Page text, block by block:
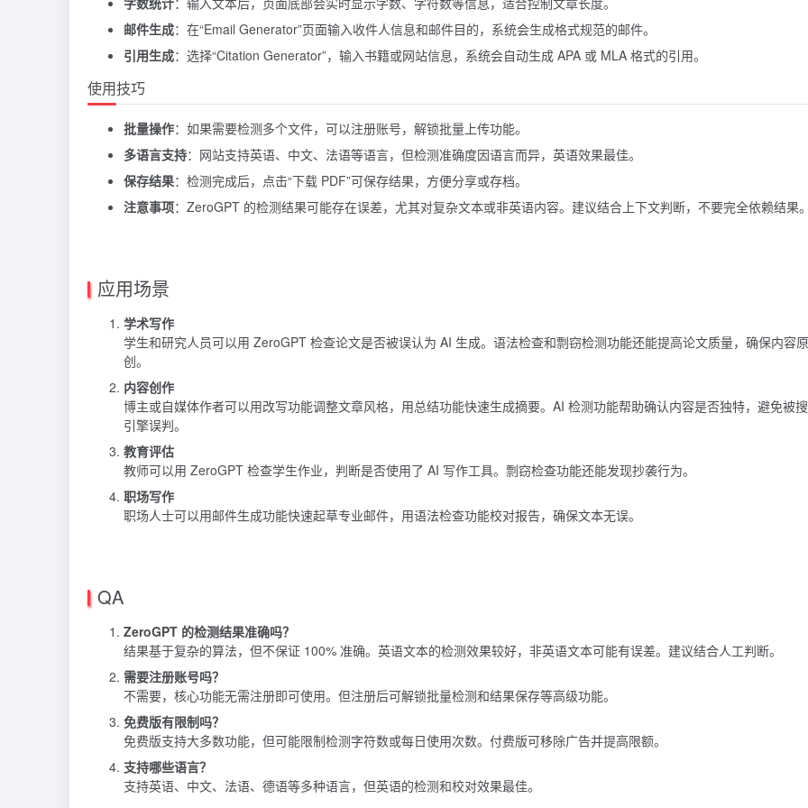
邮件生成：在“Email Generator”页面输入收件人信息和邮件目的，系统会生成格式规范的邮件。
引用生成：选择“Citation Generator”，输入书籍或网站信息，系统会自动生成 APA 或 MLA 格式的引用。
使用技巧
批量操作：如果需要检测多个文件，可以注册账号，解锁批量上传功能。
多语言支持：网站支持英语、中文、法语等语言，但检测准确度因语言而异，英语效果最佳。
保存结果：检测完成后，点击“下载 PDF”可保存结果，方便分享或存档。
注意事项：ZeroGPT 的检测结果可能存在误差，尤其对复杂文本或非英语内容。建议结合上下文判断，不要完全依赖结果
应用场景
学术写作
学生和研究人员可以用 ZeroGPT 检查论文是否被误认为 AI 生成。语法检查和剽窃检测功能还能提高论文质量，确保内容原
创。
内容创作
博主或自媒体作者可以用改写功能调整文章风格，用总结功能快速生成摘要。AI 检测功能帮助确认内容是否独特，避免被
引擎误判。
教育评估
教师可以用 ZeroGPT 检查学生作业，判断是否使用了 AI 写作工具。剽窃检查功能还能发现抄袭行为。
职场写作
职场人士可以用邮件生成功能快速起草专业邮件，用语法检查功能校对报告，确保文本无误。
QA
ZeroGPT 的检测结果准确吗？
结果基于复杂的算法，但不保证 100% 准确。英语文本的检测效果较好，非英语文本可能有误差。建议结合人工判断。
需要注册账号吗？
不需要，核心功能无需注册即可使用。但注册后可解锁批量检测和结果保存等高级功能。
免费版有限制吗？
免费版支持大多数功能，但可能限制检测字符数或每日使用次数。付费版可移除广告并提高限额。
支持哪些语言？
支持英语、中文、法语、德语等多种语言，但英语的检测和校对效果最佳。